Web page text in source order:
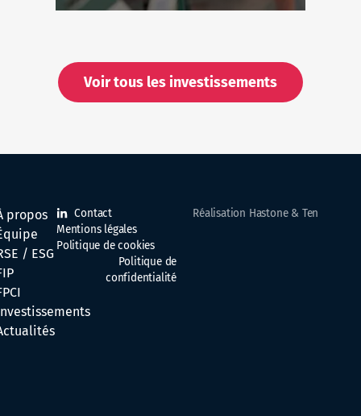
Voir tous les investissements
propos
/ ESG
Contact
Mentions légales
Politique de cookies
Politique de
confidentialité
Réalisation Hastone & Ten